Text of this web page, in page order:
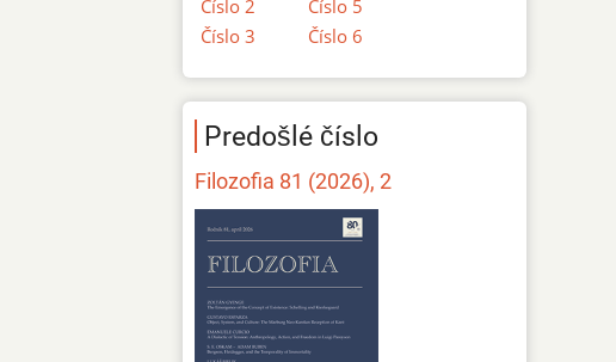
Číslo 2
Číslo 3
Číslo 5
Číslo 6
Predošlé číslo
Filozofia 81 (2026), 2